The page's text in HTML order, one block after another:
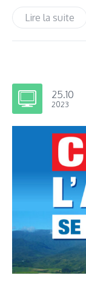
Lire la suite
25.10
2023